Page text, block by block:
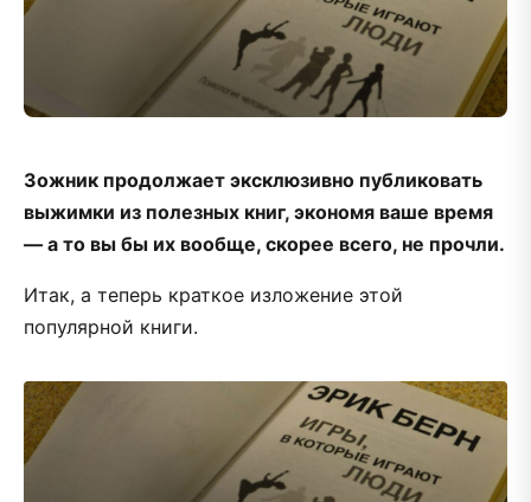
Зожник продолжает эксклюзивно публиковать
выжимки из полезных книг, экономя ваше время
— а то вы бы их вообще, скорее всего, не прочли.
Итак, а теперь краткое изложение этой
популярной книги.